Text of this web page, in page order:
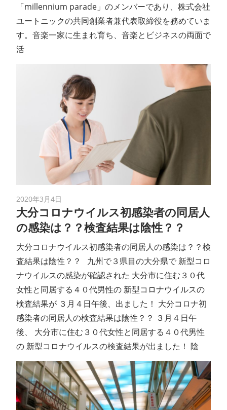
「millennium parade」のメンバーであり、株式会社
ユートニックの共同創業者兼代表取締役を務めていま
す。音楽一家に生まれ育ち、音楽とビジネスの両面で
活
2020年3月4日
大分コロナウイルス初感染者の同居人
の感染は？？検査結果は陰性？？
大分コロナウイルス初感染者の同居人の感染は？？検
査結果は陰性？？ 九州で３県目の大分県で 新型コロ
ナウイルスの感染が確認された 大分市に住む３０代
女性と同居する４０代男性の 新型コロナウイルスの
検査結果が ３月４日午後、出ました！ 大分コロナ初
感染者の同居人の検査結果は陰性？？ ３月４日午
後、 大分市に住む３０代女性と同居する４０代男性
の 新型コロナウイルスの検査結果が出ました！ 陰